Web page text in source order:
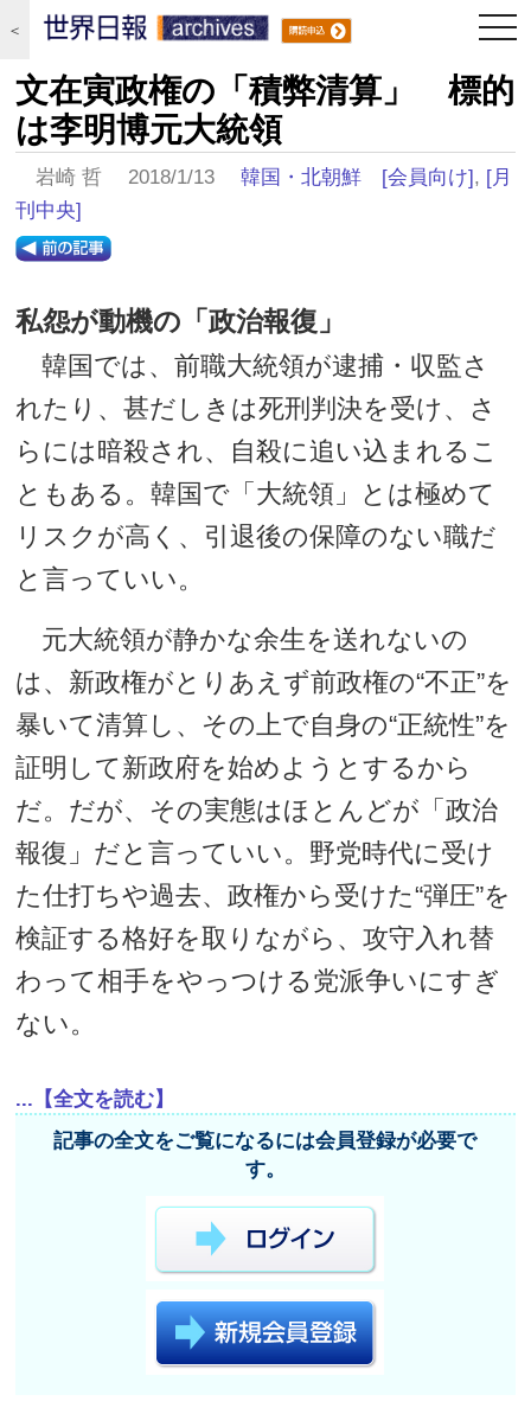
＜
文在寅政権の「積弊清算」 標的
は李明博元大統領
岩崎 哲 2018/1/13韓国・北朝鮮 [会員向け], [月
刊中央]
私怨が動機の「政治報復」
韓国では、前職大統領が逮捕・収監さ
れたり、甚だしきは死刑判決を受け、さ
らには暗殺され、自殺に追い込まれるこ
ともある。韓国で「大統領」とは極めて
リスクが高く、引退後の保障のない職だ
と言っていい。
元大統領が静かな余生を送れないの
は、新政権がとりあえず前政権の“不正”を
暴いて清算し、その上で自身の“正統性”を
証明して新政府を始めようとするから
だ。だが、その実態はほとんどが「政治
報復」だと言っていい。野党時代に受け
た仕打ちや過去、政権から受けた“弾圧”を
検証する格好を取りながら、攻守入れ替
わって相手をやっつける党派争いにすぎ
ない。
...【全文を読む】
記事の全文をご覧になるには会員登録が必要で
す。